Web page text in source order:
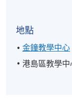
地點
金鐘教學中心
港島區教學中